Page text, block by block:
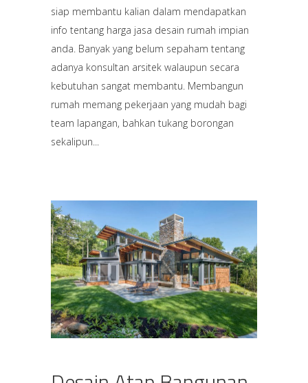
siap membantu kalian dalam mendapatkan
info tentang harga jasa desain rumah impian
anda. Banyak yang belum sepaham tentang
adanya konsultan arsitek walaupun secara
kebutuhan sangat membantu. Membangun
rumah memang pekerjaan yang mudah bagi
team lapangan, bahkan tukang borongan
sekalipun